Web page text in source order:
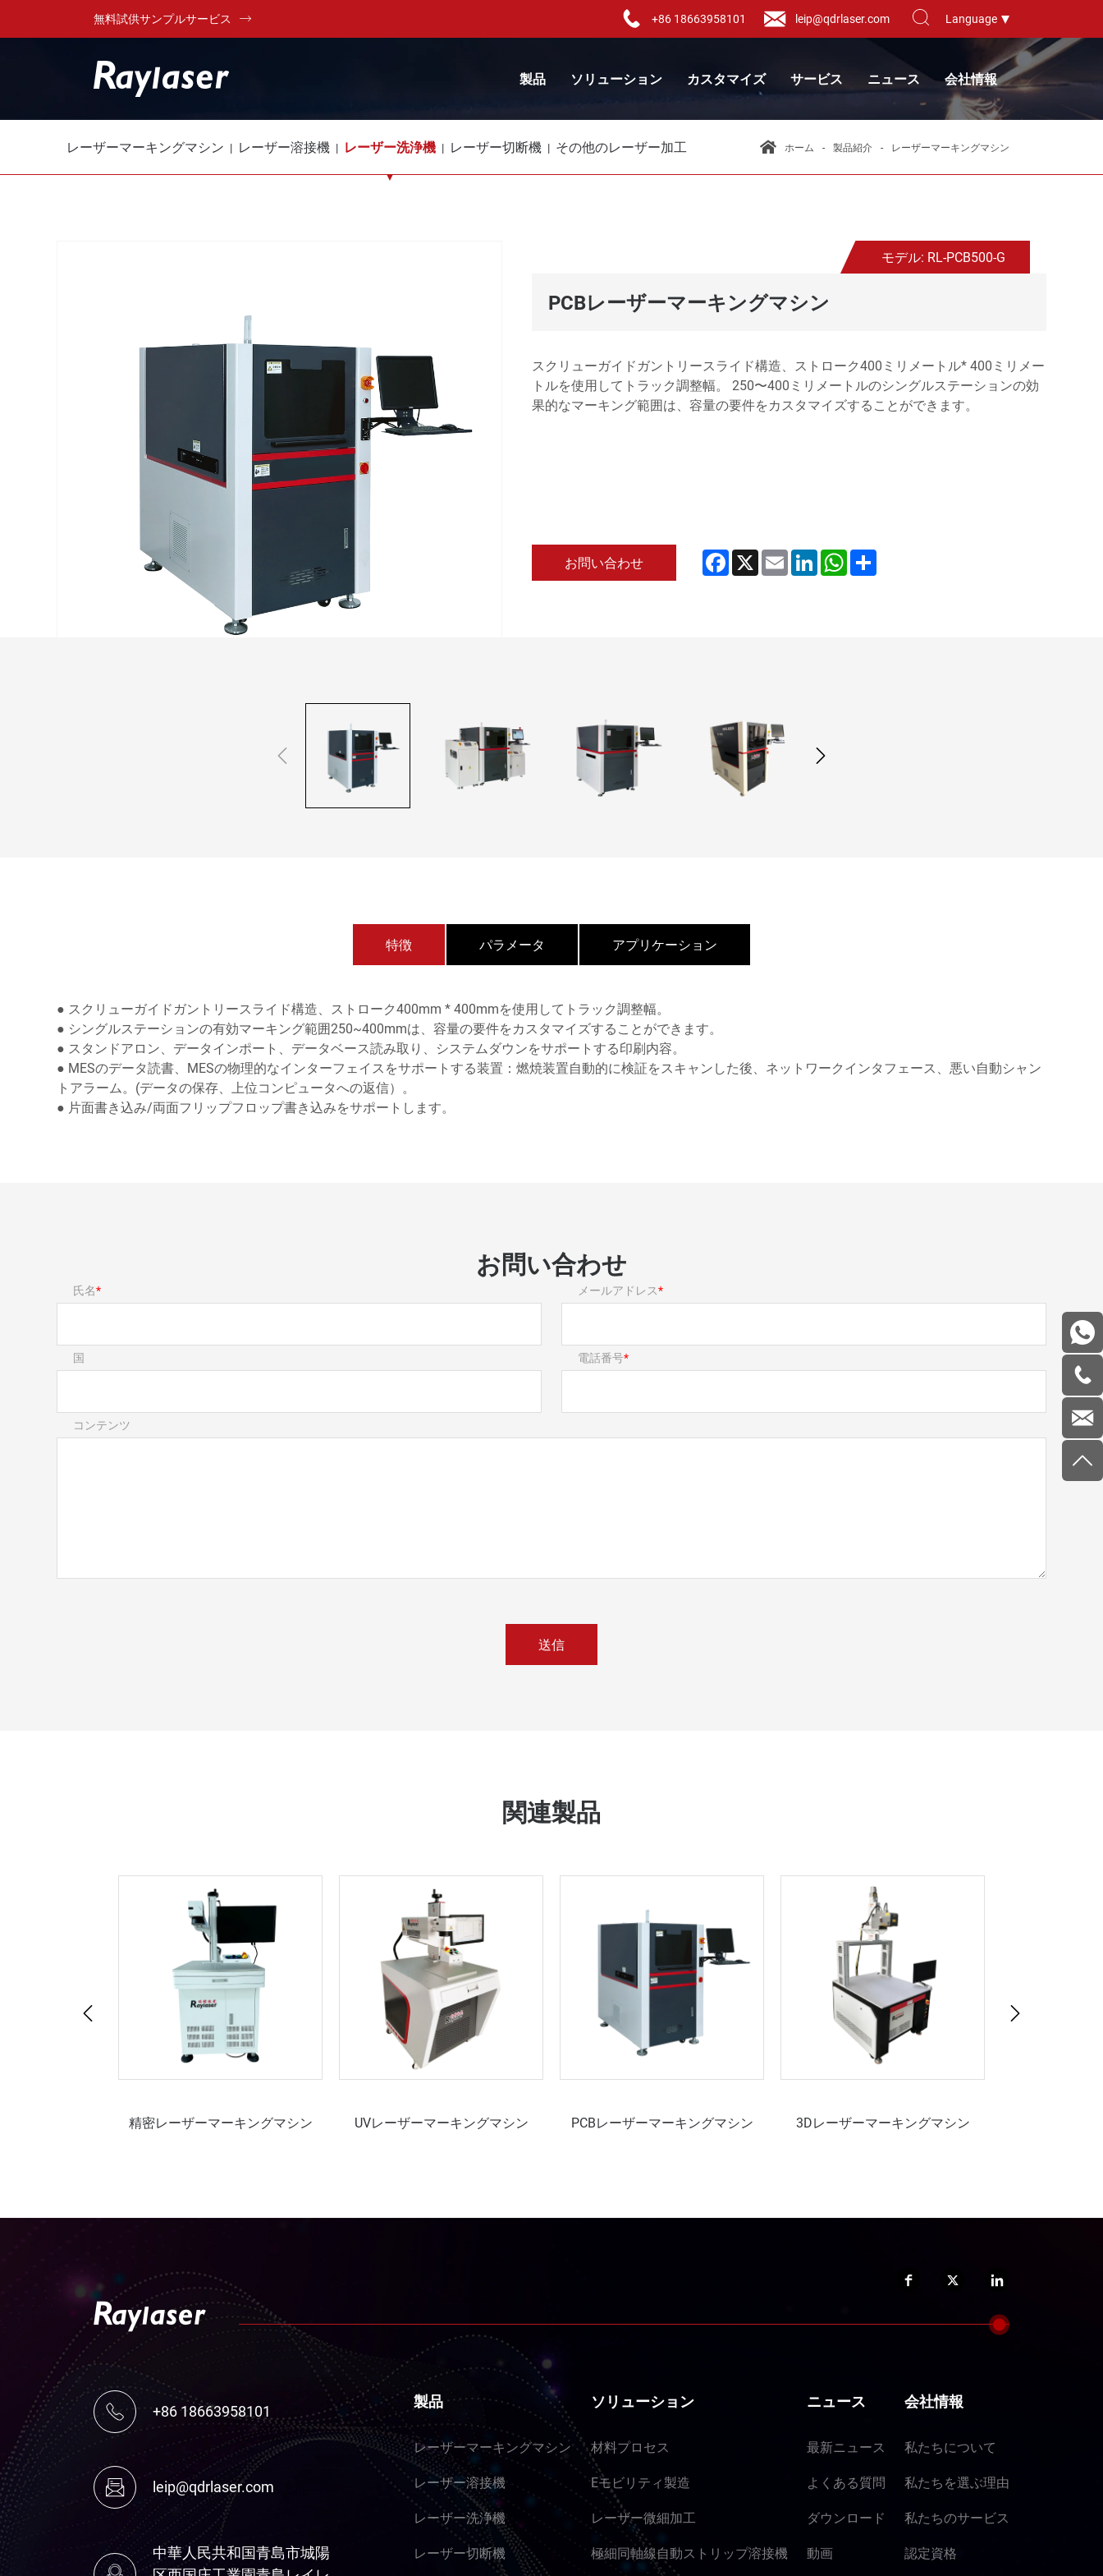
無料試供サンプルサービス +86 18663958101 leip@qdrlaser.com Language
製品 ソリューション カスタマイズ サービス ニュース 会社情報
レーザーマーキングマシン レーザー溶接機 レーザー洗浄機 レーザー切断機 その他のレーザー加工 ホーム 製品紹介 レーザーマーキングマシン
モデル: RL-PCB500-G
PCBレーザーマーキングマシン
スクリューガイドガントリースライド構造、ストローク400ミリメートル* 400ミリメー
トルを使用してトラック調整幅。 250〜400ミリメートルのシングルステーションの効
果的なマーキング範囲は、容量の要件をカスタマイズすることができます。
お問い合わせ Facebook
X EmailLinkedInWhatsApp
Share
特徴 パラメータ アプリケーション
● スクリューガイドガントリースライド構造、ストローク400mm * 400mmを使用してトラック調整幅。
● シングルステーションの有効マーキング範囲250~400mmは、容量の要件をカスタマイズすることができます。
● スタンドアロン、データインポート、データベース読み取り、システムダウンをサポートする印刷内容。
● MESのデータ読書、MESの物理的なインターフェイスをサポートする装置：燃焼装置自動的に検証をスキャンした後、ネットワークインタフェース、悪い自動シャン
トアラーム。(データの保存、上位コンピュータへの返信）。
● 片面書き込み/両面フリップフロップ書き込みをサポートします。
お問い合わせ
氏名 メールアドレス
国 電話番号
コンテンツ
送信
関連製品
精密レーザーマーキングマシン UVレーザーマーキングマシン PCBレーザーマーキングマシン 3Dレーザーマーキングマシン
+86 18663958101
leip@qdrlaser.com
中華人民共和国青島市城陽
製品
レーザーマーキングマシン
レーザー溶接機
レーザー洗浄機
レーザー切断機
ソリューション
材料プロセス
Eモビリティ製造
レーザー微細加工
極細同軸線自動ストリップ溶接機
ニュース
最新ニュース
よくある質問
ダウンロード
動画
会社情報
私たちについて
私たちを選ぶ理由
私たちのサービス
認定資格